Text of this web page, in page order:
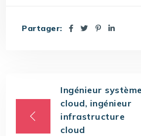
Partager:
Ingénieur système
cloud, ingénieur
infrastructure
cloud